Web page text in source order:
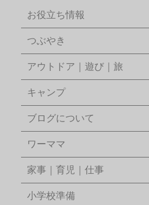
お役立ち情報
つぶやき
アウトドア｜遊び｜旅
キャンプ
ブログについて
ワーママ
家事｜育児｜仕事
小学校準備